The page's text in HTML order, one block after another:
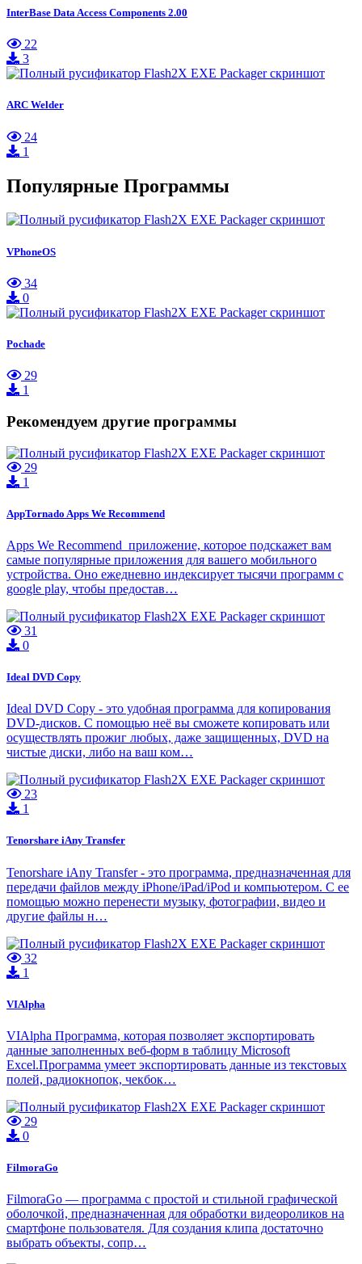
InterBase Data Access Components 2.00
22
3
ARC Welder
24
1
Популярные Программы
VPhoneOS
34
0
Pochade
29
1
Рекомендуем другие программы
29
1
AppTornado Apps We Recommend
Apps We Recommend приложение, которое подскажет вам
самые популярные приложения для вашего мобильного
устройства. Оно ежедневно индексирует тысячи программ с
google play, чтобы предостав…
31
0
Ideal DVD Copy
Ideal DVD Copy - это удобная программа для копирования
DVD-дисков. С помощью неё вы сможете копировать или
осуществлять прожиг любых, даже защищенных, DVD на
чистые диски, либо на ваш ком…
23
1
Tenorshare iAny Transfer
Tenorshare iAny Transfer - это программа, предназначенная для
передачи файлов между iPhone/iPad/iPod и компьютером. С ее
помощью можно перенести музыку, фотографии, видео и
другие файлы н…
32
1
VIAlpha
VIAlpha Программа, которая позволяет экспортировать
данные заполненных веб-форм в таблицу Microsoft
Excel.Программа умеет экспортировать данные из текстовых
полей, радиокнопок, чекбок…
29
0
FilmoraGo
FilmoraGo — программа с простой и стильной графической
оболочкой, предназначенная для обработки видеороликов на
смартфоне пользователя. Для создания клипа достаточно
выбрать объекты, сопр…